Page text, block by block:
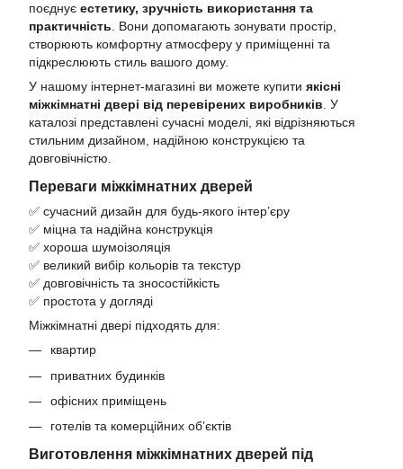
поєднує естетику, зручність використання та
практичність. Вони допомагають зонувати простір,
створюють комфортну атмосферу у приміщенні та
підкреслюють стиль вашого дому.
У нашому інтернет-магазині ви можете купити якісні
міжкімнатні двері від перевірених виробників. У
каталозі представлені сучасні моделі, які відрізняються
стильним дизайном, надійною конструкцією та
довговічністю.
Переваги міжкімнатних дверей
✅ сучасний дизайн для будь-якого інтер’єру
✅ міцна та надійна конструкція
✅ хороша шумоізоляція
✅ великий вибір кольорів та текстур
✅ довговічність та зносостійкість
✅ простота у догляді
Міжкімнатні двері підходять для:
квартир
приватних будинків
офісних приміщень
готелів та комерційних об’єктів
Виготовлення міжкімнатних дверей під